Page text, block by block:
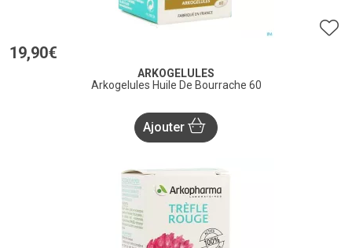
19,90€
ARKOGELULES
Arkogelules Huile De Bourrache 60
Ajouter